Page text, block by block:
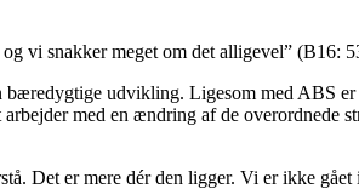
vi snakker meget om det alligevel” (B16:
udvikling. Ligesom med ABS
med en ændring af de overordnede
Det er mere dér den ligger. Vi er ikke